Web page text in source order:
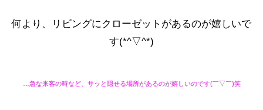
何より、リビングにクローゼットがあるのが嬉しいで
す(*^▽^*)
…急な来客の時など、サッと隠せる場所があるのが嬉しいのです(￣▽￣)笑